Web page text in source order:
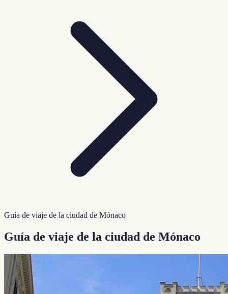
Guía de viaje de la ciudad de Mónaco
Guía de viaje de la ciudad de Mónaco